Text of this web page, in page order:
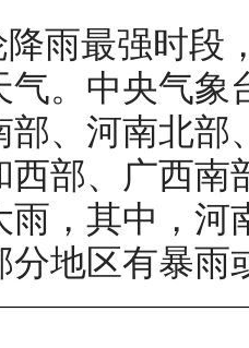
雨最强时段
气。中央气象
部、河南北部
西部、广西南
雨，其中，河
分地区有暴雨